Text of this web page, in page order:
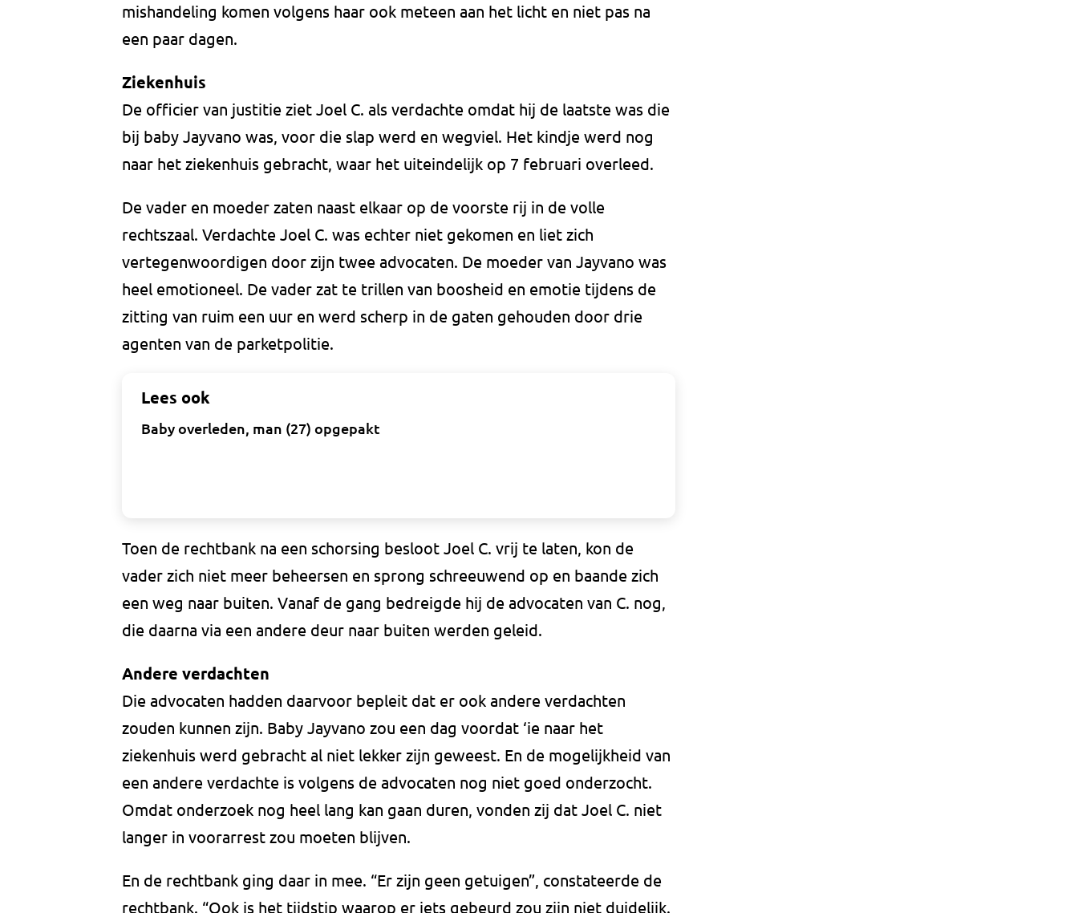
mishandeling komen volgens haar ook meteen aan het licht en niet pas na
een paar dagen.
Ziekenhuis
De officier van justitie ziet Joel C. als verdachte omdat hij de laatste was die
bij baby Jayvano was, voor die slap werd en wegviel. Het kindje werd nog
naar het ziekenhuis gebracht, waar het uiteindelijk op 7 februari overleed.
De vader en moeder zaten naast elkaar op de voorste rij in de volle
rechtszaal. Verdachte Joel C. was echter niet gekomen en liet zich
vertegenwoordigen door zijn twee advocaten. De moeder van Jayvano was
heel emotioneel. De vader zat te trillen van boosheid en emotie tijdens de
zitting van ruim een uur en werd scherp in de gaten gehouden door drie
agenten van de parketpolitie.
Lees ook
Baby overleden, man (27) opgepakt
Toen de rechtbank na een schorsing besloot Joel C. vrij te laten, kon de
vader zich niet meer beheersen en sprong schreeuwend op en baande zich
een weg naar buiten. Vanaf de gang bedreigde hij de advocaten van C. nog,
die daarna via een andere deur naar buiten werden geleid.
Andere verdachten
Die advocaten hadden daarvoor bepleit dat er ook andere verdachten
zouden kunnen zijn. Baby Jayvano zou een dag voordat ‘ie naar het
ziekenhuis werd gebracht al niet lekker zijn geweest. En de mogelijkheid van
een andere verdachte is volgens de advocaten nog niet goed onderzocht.
Omdat onderzoek nog heel lang kan gaan duren, vonden zij dat Joel C. niet
langer in voorarrest zou moeten blijven.
En de rechtbank ging daar in mee. “Er zijn geen getuigen”, constateerde de
rechtbank. “Ook is het tijdstip waarop er iets gebeurd zou zijn niet duidelijk.